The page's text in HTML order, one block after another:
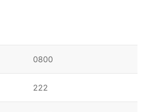
0800
222